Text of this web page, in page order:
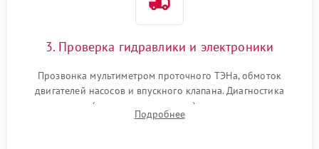
3. Проверка гидравлики и электроники
Прозвонка мультиметром проточного ТЭНа, обмоток
двигателей насосов и впускного клапана. Диагностика
прессостата (датчика уровня воды), датчика мутности,
концевика дверцы и электронного модуля управления.
Подробнее